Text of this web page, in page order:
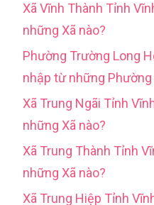
Xã Vĩnh Thành Tỉnh
những Xã nào?
Phường Trường Long
nhập từ những Phường
Xã Trung Ngãi Tỉnh
những Xã nào?
Xã Trung Thành Tỉnh
những Xã nào?
Xã Trung Hiệp Tỉnh